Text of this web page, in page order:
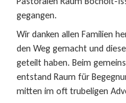
gegangen.
Wir danken allen Familien
den Weg gemacht und
geteilt haben. Beim
entstand Raum für
mitten im oft trubeligen